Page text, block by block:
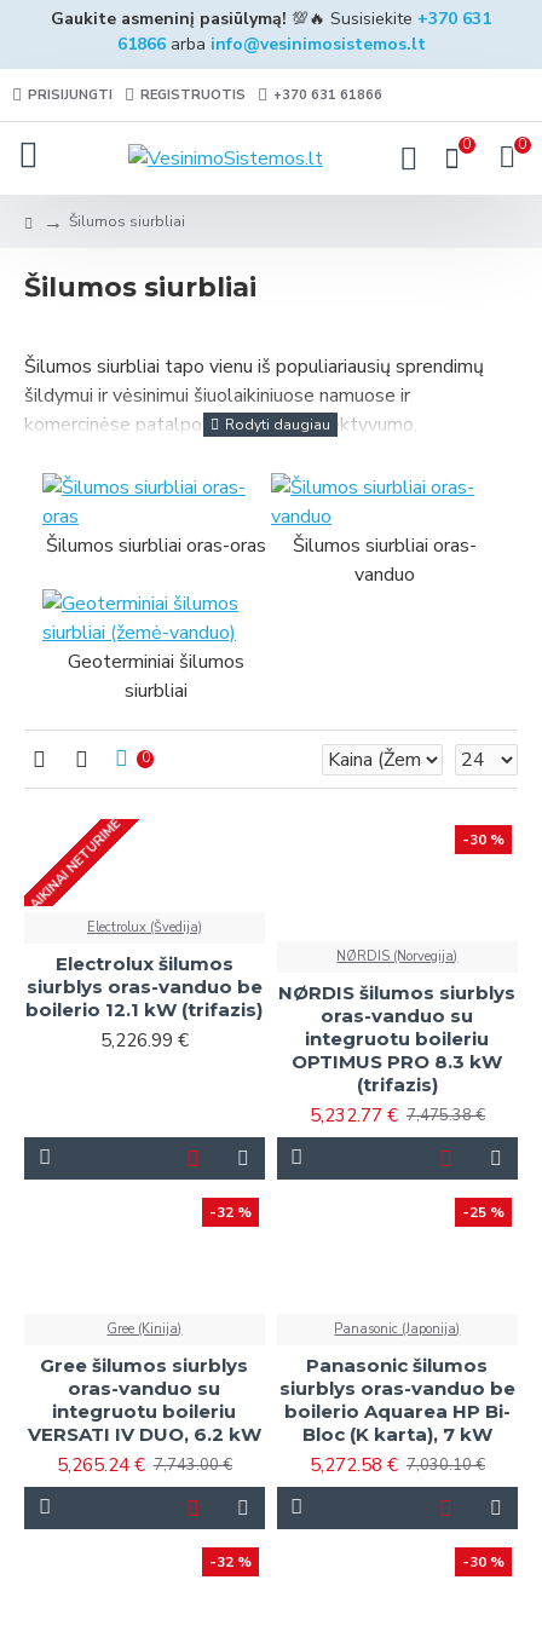
Gaukite asmeninį pasiūlymą! 💯🔥 Susisiekite +370 631
61866arba info@vesinimosistemos.lt
PRISIJUNGTI REGISTRUOTIS +370 631 61866
0 0
Šilumos siurbliai
Šilumos siurbliai
Šilumos siurbliai tapo vienu iš populiariausių sprendimų
šildymui ir vėsinimui šiuolaikiniuose namuose ir
komercinėse patalpose. Dėl savo efektyvumo,
šie įrenginiai užima vis svarbesnę vietą moderniame
statyboje. Šilumos siurbliai ne tik padeda užtikrinti patogią
temperatūrą, bet ir prisideda prie tvaraus vystymosi.
Šilumos siurbliai oras-oras
Šilumos siurbliai oras-
vanduo
Geoterminiai šilumos
siurbliai
0
LAIKINAI NETURIME
Electrolux (Švedija)
Electrolux šilumos
siurblys oras-vanduo be
boilerio 12.1 kW (trifazis)
5,226.99 €
-30 %
NØRDIS (Norvegija)
NØRDIS šilumos siurblys
oras-vanduo su
integruotu boileriu
OPTIMUS PRO 8.3 kW
(trifazis)
5,232.77 € 7,475.38 €
-32 %
Gree (Kinija)
Gree šilumos siurblys
oras-vanduo su
integruotu boileriu
VERSATI IV DUO, 6.2 kW
5,265.24 € 7,743.00 €
-25 %
Panasonic (Japonija)
Panasonic šilumos
siurblys oras-vanduo be
boilerio Aquarea HP Bi-
Bloc (K karta), 7 kW
5,272.58 € 7,030.10 €
-32 % -30 %